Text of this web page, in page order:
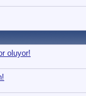
oluyor!